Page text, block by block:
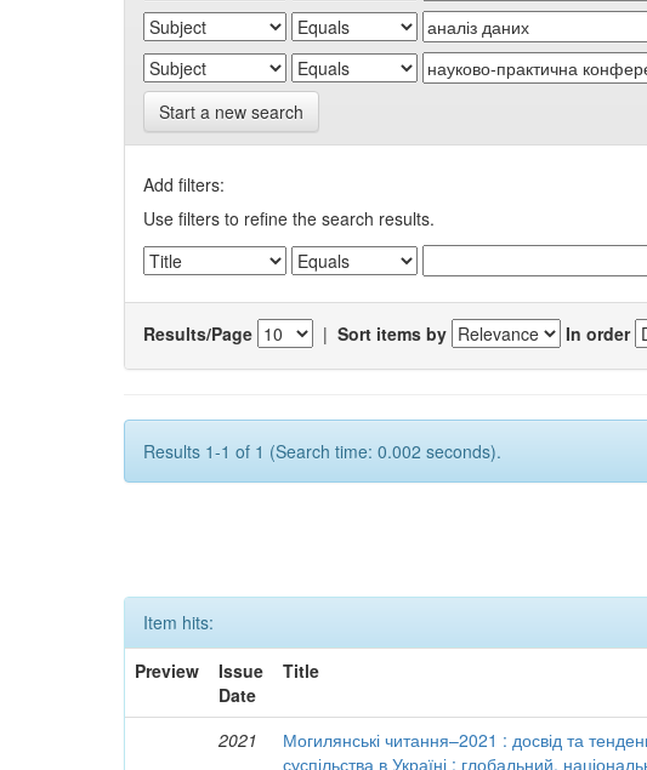
Start a new search
Add filters:
Use filters to refine the search results.
Results/Page | Sort items by In order
Results 1-1 of 1 (Search time: 0.002 seconds).
Item hits:
Preview
Issue
Date
Title
2021
Могилянські читання–2021 : досвід та
суспільства в Україні : глобальний,